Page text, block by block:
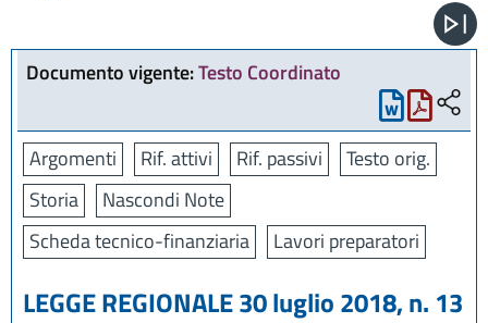
Documento vigente:Testo Coordinato
Argomenti Rif. attivi Rif. passivi
Testo orig.
Storia
Nascondi Note
Scheda tecnico-finanziaria
Lavori preparatori
LEGGE REGIONALE 30 luglio 2018, n. 13